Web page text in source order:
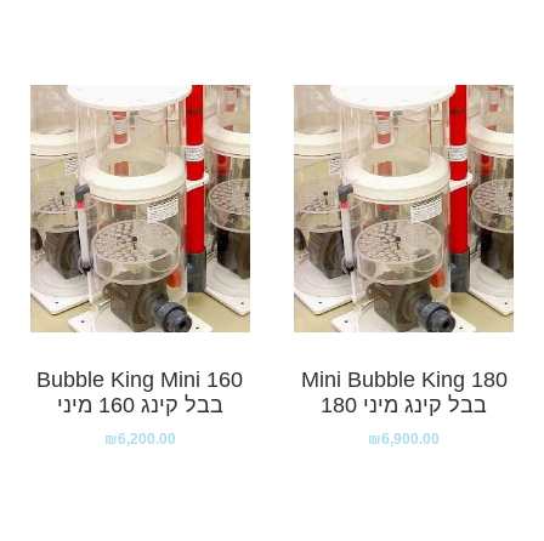
Mini Bubble King 180
בבל קינג מיני 180
₪6,900.00
Bubble King Mini 160
בבל קינג 160 מיני
₪6,200.00